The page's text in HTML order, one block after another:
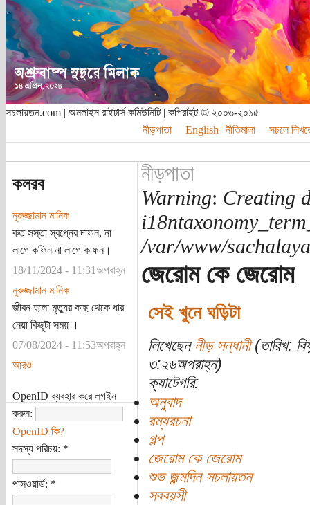
সচলায়তন.com | অনলাইন রাইটার্স কমিউনিটি | কপিরাইট © ২০০৬-২০১৫
নীড়পাতা
English নীতিমালা সচলে
কলরব
নুরুজ্জামান মানিক
কত সস্তা স্বপ্নের দাফন, না
লাগে কফিন না লাগে কাফন।
18/11/2024 - 11:31অপরাহ্ন
নুরুজ্জামান মানিক
জীবন হলো মৃত্যুর কাছ থেকে ধার
নেয়া কিছুটা সময় ।
07/08/2024 - 11:53অপরাহ্ন
আরও
OpenID ব্যবহার করে লগইন
করুন:
OpenID কি?
সদস্য পরিচয়: *
পাসওয়ার্ড: *
নীড়পাতা
Warning: Creating
/var/www/
জেরোম কে জেরোম
সেই খুনে ঘড়িটা
লিখেছেন নীড় সন্ধানী(তারিখ:
৩:২৬অপরাহ্ন)
ক্যাটেগরি:
অনুবাদ
রম্যরচনা
গল্প
জেরোম কে জেরোম
শুভ জন্মদিন সচলায়তন
সববয়সী